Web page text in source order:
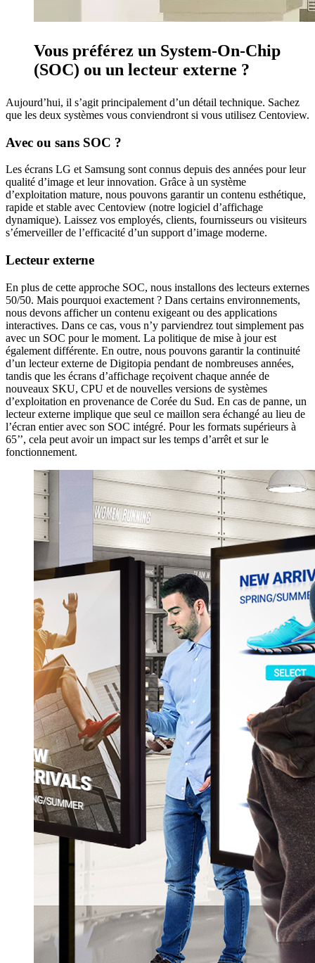
Vous préférez un System-On-Chip
(SOC) ou un lecteur externe ?
Aujourd’hui, il s’agit principalement d’un détail technique. Sachez
que les deux systèmes vous conviendront si vous utilisez Centoview.
Avec ou sans SOC ?
Les écrans LG et Samsung sont connus depuis des années pour leur
qualité d’image et leur innovation. Grâce à un système
d’exploitation mature, nous pouvons garantir un contenu esthétique,
rapide et stable avec Centoview (notre logiciel d’affichage
dynamique). Laissez vos employés, clients, fournisseurs ou visiteurs
s’émerveiller de l’efficacité d’un support d’image moderne.
Lecteur externe
En plus de cette approche SOC, nous installons des lecteurs externes
50/50. Mais pourquoi exactement ? Dans certains environnements,
nous devons afficher un contenu exigeant ou des applications
interactives. Dans ce cas, vous n’y parviendrez tout simplement pas
avec un SOC pour le moment. La politique de mise à jour est
également différente. En outre, nous pouvons garantir la continuité
d’un lecteur externe de Digitopia pendant de nombreuses années,
tandis que les écrans d’affichage reçoivent chaque année de
nouveaux SKU, CPU et de nouvelles versions de systèmes
d’exploitation en provenance de Corée du Sud. En cas de panne, un
lecteur externe implique que seul ce maillon sera échangé au lieu de
l’écran entier avec son SOC intégré. Pour les formats supérieurs à
65’’, cela peut avoir un impact sur les temps d’arrêt et sur le
fonctionnement.